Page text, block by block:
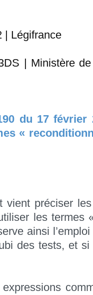
| Légifrance
| Ministère
du 17 février
«
préciser
les termes
ainsi
des tests, et